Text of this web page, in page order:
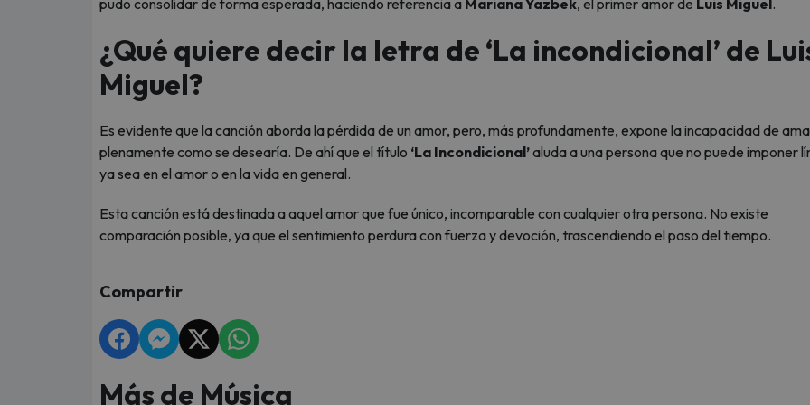
pudo consolidar de forma esperada, haciendo referencia a Mariana Yazbek, el primer amor de Luis Miguel.
¿Qué quiere decir la letra de ‘La incondicional’ de
Miguel?
Es evidente que la canción aborda la pérdida de un amor, pero, más profundamente, expone la incapacidad de
plenamente como se desearía. De ahí que el título ‘La Incondicional’aluda a una persona que no puede imponer
ya sea en el amor o en la vida en general.
Esta canción está destinada a aquel amor que fue único, incomparable con cualquier otra persona. No existe
comparación posible, ya que el sentimiento perdura con fuerza y devoción, trascendiendo el paso del tiempo.
Compartir
Más de Música